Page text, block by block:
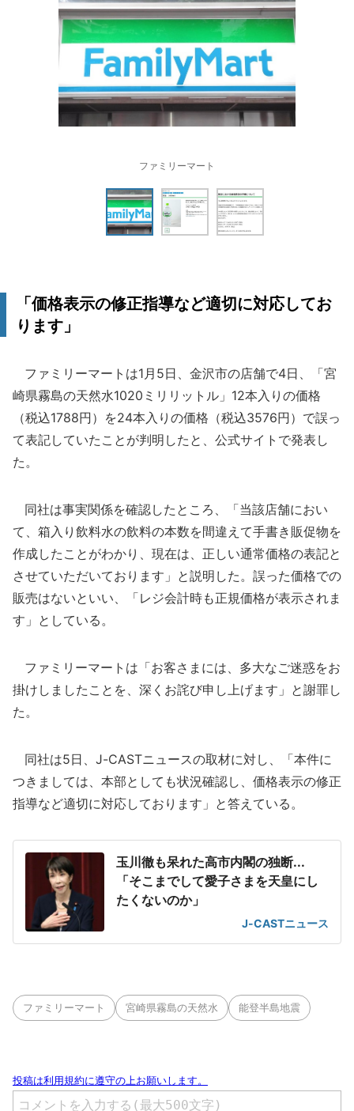
ファミリーマート
「価格表示の修正指導など適切に対応してお
ります」
ファミリーマートは1月5日、金沢市の店舗で4日、「宮
崎県霧島の天然水1020ミリリットル」12本入りの価格
（税込1788円）を24本入りの価格（税込3576円）で誤っ
て表記していたことが判明したと、公式サイトで発表し
た。
同社は事実関係を確認したところ、「当該店舗におい
て、箱入り飲料水の飲料の本数を間違えて手書き販促物を
作成したことがわかり、現在は、正しい通常価格の表記と
させていただいております」と説明した。誤った価格での
販売はないといい、「レジ会計時も正規価格が表示されま
す」としている。
ファミリーマートは「お客さまには、多大なご迷惑をお
掛けしましたことを、深くお詫び申し上げます」と謝罪し
た。
同社は5日、J-CASTニュースの取材に対し、「本件に
つきましては、本部としても状況確認し、価格表示の修正
指導など適切に対応しております」と答えている。
玉川徹も呆れた高市内閣の独断...
「そこまでして愛子さまを天皇にし
たくないのか」
J-CASTニュース
ファミリーマート 宮崎県霧島の天然水 能登半島地震